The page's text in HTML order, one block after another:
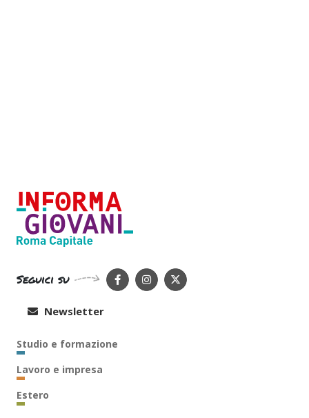
Seguici su
Newsletter
Studio e formazione
Lavoro e impresa
Estero